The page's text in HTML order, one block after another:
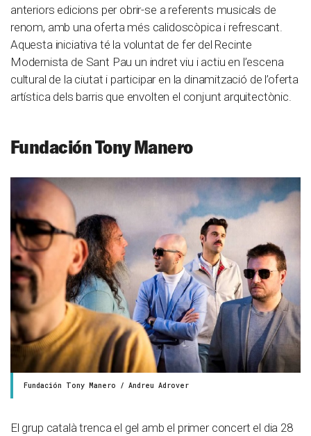
anteriors edicions per obrir-se a referents musicals de
renom, amb una oferta més calidoscòpica i refrescant.
Aquesta iniciativa té la voluntat de fer del Recinte
Modernista de Sant Pau un indret viu i actiu en l’escena
cultural de la ciutat i participar en la dinamització de l’oferta
artística dels barris que envolten el conjunt arquitectònic.
Fundación Tony Manero
Fundación Tony Manero / Andreu Adrover
El grup català trenca el gel amb el primer concert el dia 28